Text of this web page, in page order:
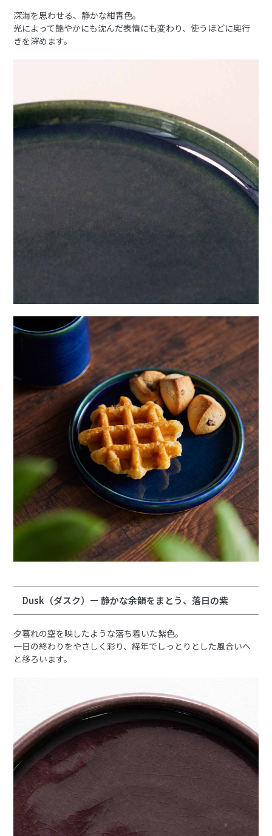
深海を思わせる、静かな紺青色。
光によって艶やかにも沈んだ表情にも変わり、使うほどに奥行
きを深めます。
Dusk（ダスク）ー 静かな余韻をまとう、落日の紫
夕暮れの空を映したような落ち着いた紫色。
一日の終わりをやさしく彩り、経年でしっとりとした風合いへ
と移ろいます。